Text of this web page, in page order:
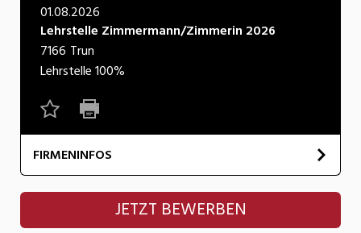
Natur
Verkehr/Logistik
Wirtschaft/Verwaltung
01.08.2026
Lehrstelle Zimmermann/Zimmerin 2026
7166 Trun
Lehrstelle100%
FIRMENINFOS
Tarcisi Maissen SA
JETZT BEWERBEN